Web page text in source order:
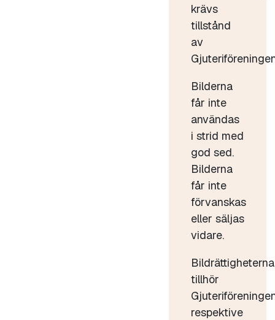
krävs
tillstånd
av
Bilderna
får inte
användas
i strid med
god sed.
Bilderna
får inte
förvanskas
eller säljas
vidare.
Bildrättigheterna
tillhör
respektive